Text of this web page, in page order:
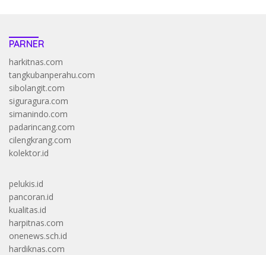
PARNER
harkitnas.com
tangkubanperahu.com
sibolangit.com
siguragura.com
simanindo.com
padarincang.com
cilengkrang.com
kolektor.id
pelukis.id
pancoran.id
kualitas.id
harpitnas.com
onenews.sch.id
hardiknas.com